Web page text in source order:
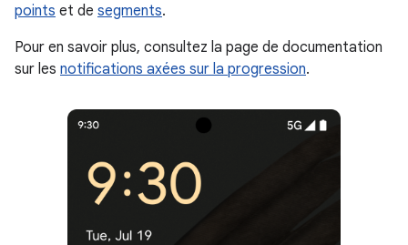
points et de segments.
Pour en savoir plus, consultez la page de documentation
sur les notifications axées sur la progression.